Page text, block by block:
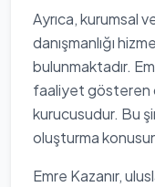
Ayrıca, kurumsal
danışmanlığı
bulunmaktadır.
faaliyet gösteren
kurucusudur. Bu
oluşturma
Emre Kazanır,